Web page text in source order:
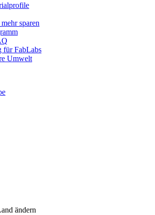
sparen
für FabLabs
Umwelt
ändern